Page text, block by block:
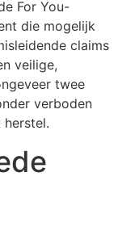
For You-
die mogelijk
claims
veilige,
twee
verboden